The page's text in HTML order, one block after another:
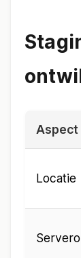
Aspect
Locatie